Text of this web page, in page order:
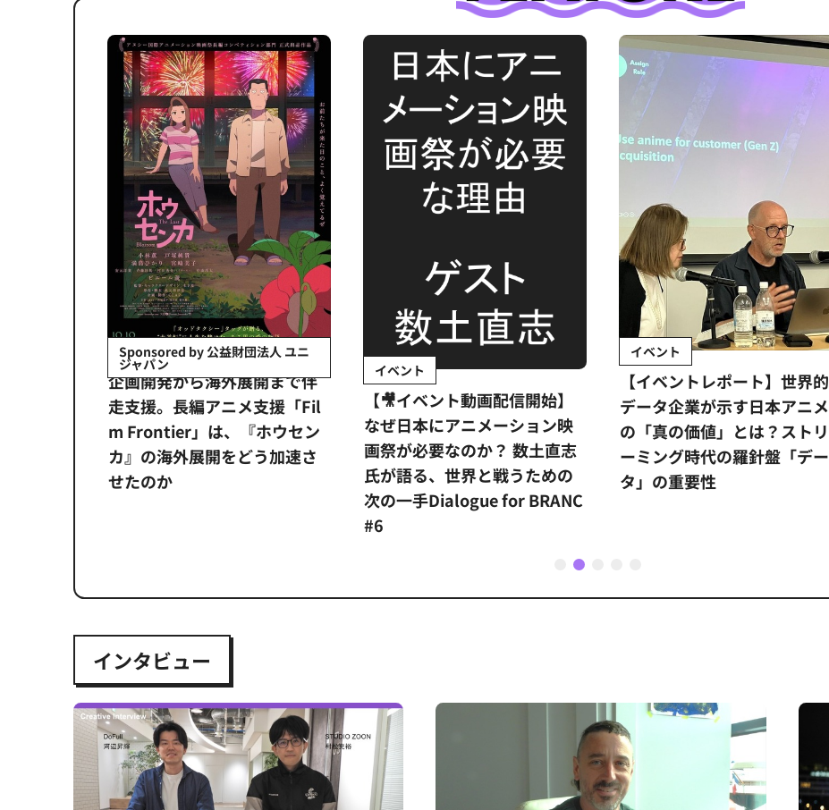
Sponsored by 公益財団法人 ユニ
ジャパン
企画開発から海外展開まで伴
走支援。長編アニメ支援「Fil
m Frontier」は、『ホウセン
カ』の海外展開をどう加速さ
せたのか
イベント
【🎥イベント動画配信開始】
なぜ日本にアニメーション映
画祭が必要なのか？ 数土直志
氏が語る、世界と戦うための
次の一手Dialogue for BRANC
#6
イベント
【イベントレポート】世界的
データ企業が示す日本アニメ
の「真の価値」とは？ストリ
ーミング時代の羅針盤「デー
タ」の重要性
1 2
インタビュー